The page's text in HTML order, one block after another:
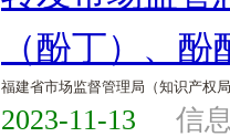
（酚丁）、
福建省市场监督管理局（知识产权
2023-11-13 信